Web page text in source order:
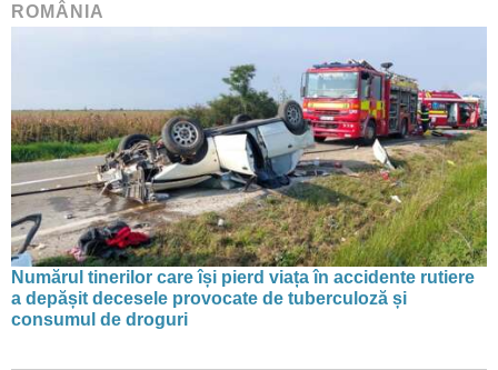
ROMÂNIA
Numărul tinerilor care își pierd viața în accidente rutiere
a depășit decesele provocate de tuberculoză și
consumul de droguri